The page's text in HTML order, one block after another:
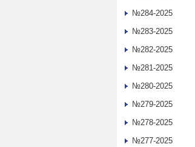
№284-2025
№283-2025
№282-2025
№281-2025
№280-2025
№279-2025
№278-2025
№277-2025